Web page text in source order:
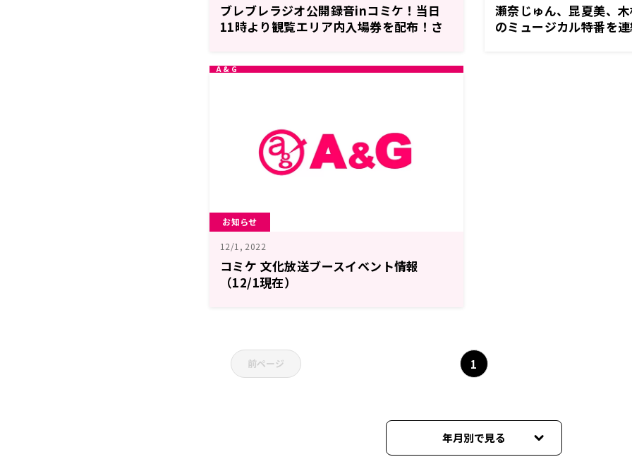
ブレブレラジオ公開録音inコミケ！当日
11時より観覧エリア内入場券を配布！さ
瀬奈じゅん、昆夏美、
のミュージカル特番を
お知らせ
12/1, 2022
コミケ 文化放送ブースイベント情報
（12/1現在）
前ページ 1
年月別で見る